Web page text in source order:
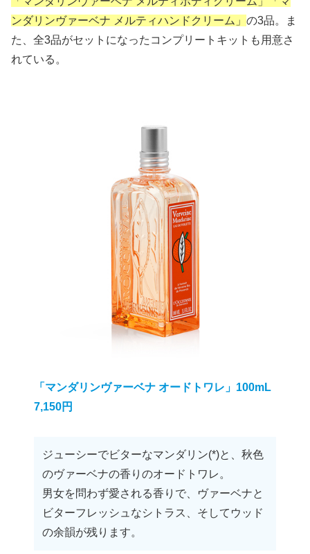
ンダリンヴァーベナ メルティハンドクリーム」 の3品。ま
た、全3品がセットになったコンプリートキットも用意さ
れている。
「マンダリンヴァーベナ オードトワレ」100mL
7,150円
ジューシーでビターなマンダリン(*)と、秋色
のヴァーベナの香りのオードトワレ。
男女を問わず愛される香りで、ヴァーベナと
ビターフレッシュなシトラス、そしてウッド
の余韻が残ります。